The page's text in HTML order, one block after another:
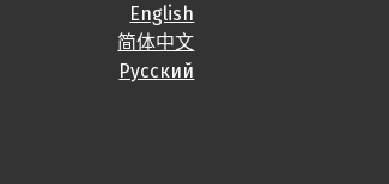
English
简体中文
Русский